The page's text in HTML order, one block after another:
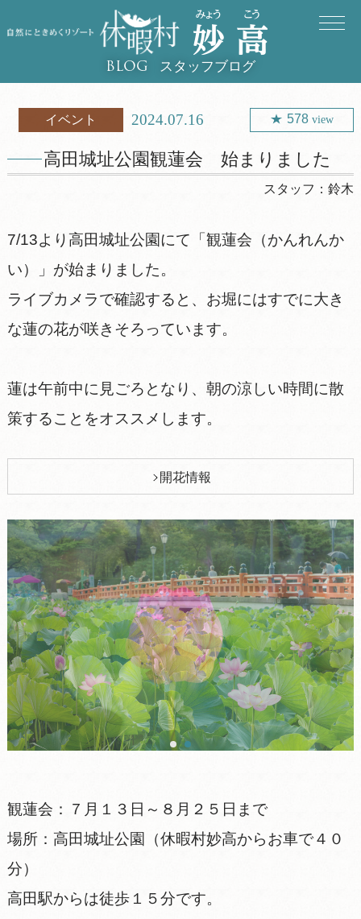
BLOG スタッフブログ
イベント 2024.07.16 578 view
高田城址公園観蓮会 始まりました
スタッフ：鈴木
7/13より高田城址公園にて「観蓮会（かんれんか
い）」が始まりました。
ライブカメラで確認すると、お堀にはすでに大き
な蓮の花が咲きそろっています。
蓮は午前中に見ごろとなり、朝の涼しい時間に散
策することをオススメします。
開花情報
観蓮会：７月１３日～８月２５日まで
場所：高田城址公園（休暇村妙高からお車で４０
分）
高田駅からは徒歩１５分です。